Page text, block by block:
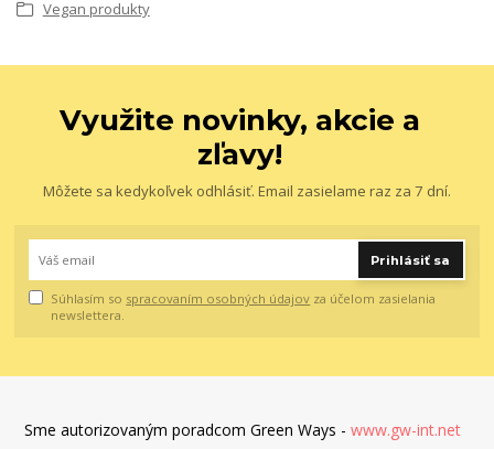
Vegan produkty
Využite novinky, akcie a
zľavy!
Môžete sa kedykoľvek odhlásiť. Email zasielame raz za 7 dní.
Prihlásiť sa
Súhlasím so spracovaním osobných údajov za účelom zasielania
newslettera.
Sme autorizovaným poradcom Green Ways - www.gw-int.net